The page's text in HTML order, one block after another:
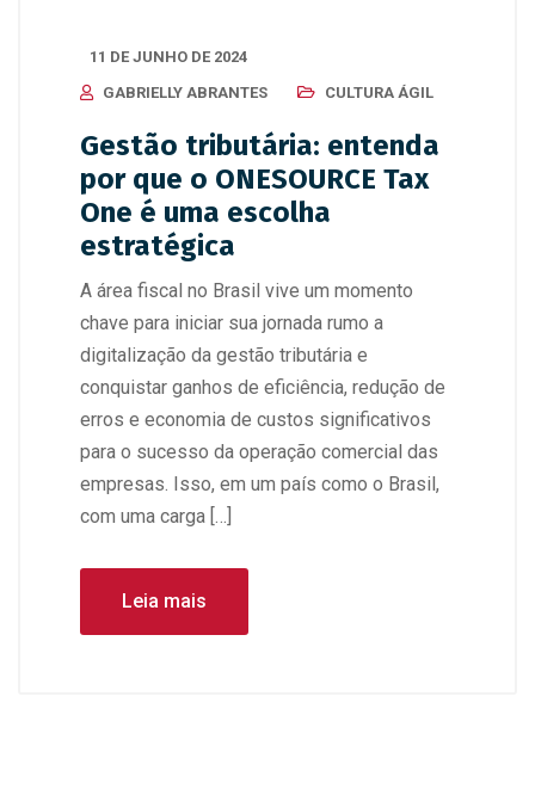
11 DE JUNHO DE 2024
GABRIELLY ABRANTES
CULTURA ÁGIL
Gestão tributária: entenda
por que o ONESOURCE Tax
One é uma escolha
estratégica
A área fiscal no Brasil vive um momento
chave para iniciar sua jornada rumo a
digitalização da gestão tributária e
conquistar ganhos de eficiência, redução de
erros e economia de custos significativos
para o sucesso da operação comercial das
empresas. Isso, em um país como o Brasil,
com uma carga […]
Leia mais